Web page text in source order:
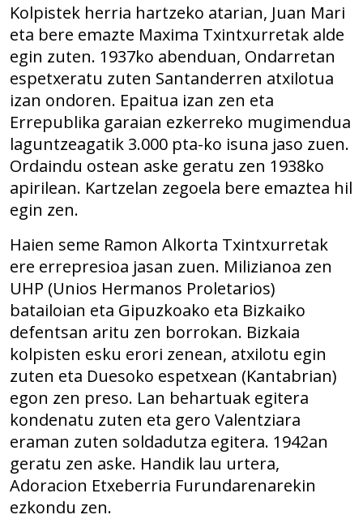
Kolpistek herria hartzeko atarian, Juan Mari
eta bere emazte Maxima Txintxurretak alde
egin zuten. 1937ko abenduan, Ondarretan
espetxeratu zuten Santanderren atxilotua
izan ondoren. Epaitua izan zen eta
Errepublika garaian ezkerreko mugimendua
laguntzeagatik 3.000 pta-ko isuna jaso zuen.
Ordaindu ostean aske geratu zen 1938ko
apirilean. Kartzelan zegoela bere emaztea hil
egin zen.
Haien seme Ramon Alkorta Txintxurretak
ere errepresioa jasan zuen. Milizianoa zen
UHP (Unios Hermanos Proletarios)
batailoian eta Gipuzkoako eta Bizkaiko
defentsan aritu zen borrokan. Bizkaia
kolpisten esku erori zenean, atxilotu egin
zuten eta Duesoko espetxean (Kantabrian)
egon zen preso. Lan behartuak egitera
kondenatu zuten eta gero Valentziara
eraman zuten soldadutza egitera. 1942an
geratu zen aske. Handik lau urtera,
Adoracion Etxeberria Furundarenarekin
ezkondu zen.